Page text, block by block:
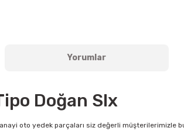
Yorumlar
Doğan Slx
oto yedek parçaları siz değerli müşterilerimizle